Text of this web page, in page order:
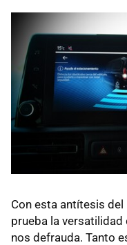
Con esta antítesis
prueba la versatilidad
nos defrauda. Tanto